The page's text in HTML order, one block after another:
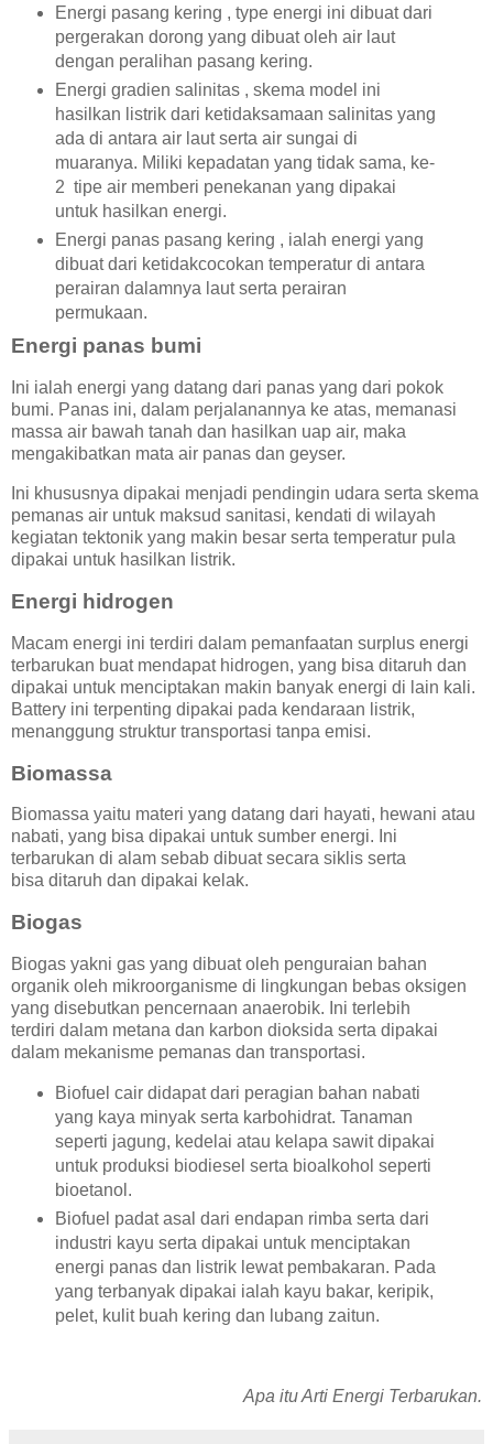
Energi pasang kering , type energi ini dibuat dari
pergerakan dorong yang dibuat oleh air laut
dengan peralihan pasang kering.
Energi gradien salinitas , skema model ini
hasilkan listrik dari ketidaksamaan salinitas yang
ada di antara air laut serta air sungai di
muaranya. Miliki kepadatan yang tidak sama, ke-
2 tipe air memberi penekanan yang dipakai
untuk hasilkan energi.
Energi panas pasang kering , ialah energi yang
dibuat dari ketidakcocokan temperatur di antara
perairan dalamnya laut serta perairan
permukaan.
Energi panas bumi
Ini ialah energi yang datang dari panas yang dari pokok
bumi. Panas ini, dalam perjalanannya ke atas, memanasi
massa air bawah tanah dan hasilkan uap air, maka
mengakibatkan mata air panas dan geyser.
Ini khususnya dipakai menjadi pendingin udara serta skema
pemanas air untuk maksud sanitasi, kendati di wilayah
kegiatan tektonik yang makin besar serta temperatur pula
dipakai untuk hasilkan listrik.
Energi hidrogen
Macam energi ini terdiri dalam pemanfaatan surplus energi
terbarukan buat mendapat hidrogen, yang bisa ditaruh dan
dipakai untuk menciptakan makin banyak energi di lain kali.
Battery ini terpenting dipakai pada kendaraan listrik,
menanggung struktur transportasi tanpa emisi.
Biomassa
Biomassa yaitu materi yang datang dari hayati, hewani atau
nabati, yang bisa dipakai untuk sumber energi. Ini
terbarukan di alam sebab dibuat secara siklis serta
bisa ditaruh dan dipakai kelak.
Biogas
Biogas yakni gas yang dibuat oleh penguraian bahan
organik oleh mikroorganisme di lingkungan bebas oksigen
yang disebutkan pencernaan anaerobik. Ini terlebih
terdiri dalam metana dan karbon dioksida serta dipakai
dalam mekanisme pemanas dan transportasi.
Biofuel cair didapat dari peragian bahan nabati
yang kaya minyak serta karbohidrat. Tanaman
seperti jagung, kedelai atau kelapa sawit dipakai
untuk produksi biodiesel serta bioalkohol seperti
bioetanol.
Biofuel padat asal dari endapan rimba serta dari
industri kayu serta dipakai untuk menciptakan
energi panas dan listrik lewat pembakaran. Pada
yang terbanyak dipakai ialah kayu bakar, keripik,
pelet, kulit buah kering dan lubang zaitun.
Apa itu Arti Energi Terbarukan.